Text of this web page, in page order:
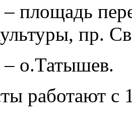
– площадь
пр.
– о.Татышев.
работают с